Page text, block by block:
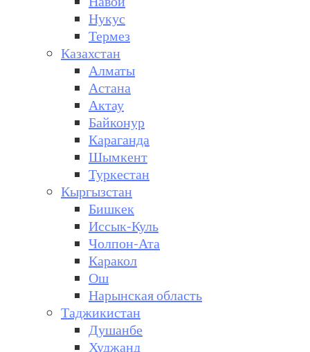
Нукус
Термез
Казахстан
Алматы
Астана
Актау
Байконур
Караганда
Шымкент
Туркестан
Кыргызстан
Бишкек
Иссык-Куль
Чолпон-Ата
Каракол
Ош
Нарынская область
Таджикистан
Душанбе
Худжанд